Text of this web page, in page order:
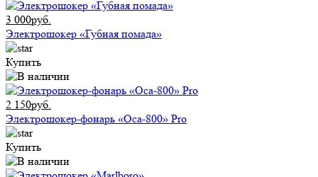
3 000руб.
Электрошокер «Губная помада»
Купить
2 150руб.
Электрошокер-фонарь «Оса-800» Pro
Купить